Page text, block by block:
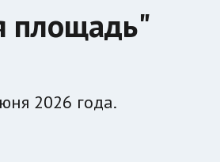
площадь"
2026 года.